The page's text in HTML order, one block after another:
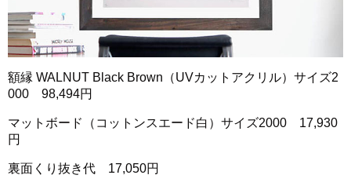
額縁 WALNUT Black Brown（UVカットアクリル）サイズ2
000 98,494円
マットボード（コットンスエード白）サイズ2000 17,930
円
裏面くり抜き代 17,050円